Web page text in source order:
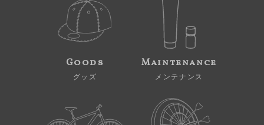
Goods
グッズ
Maintenance
メンテナンス